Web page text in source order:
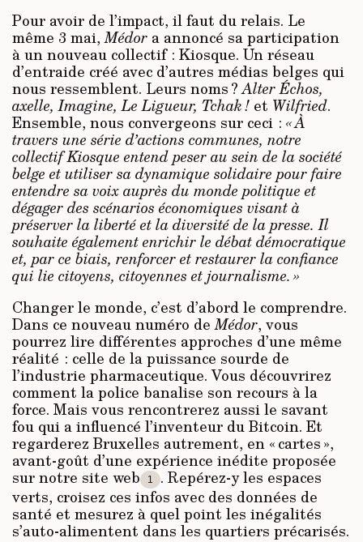
Pour avoir de l’impact, il faut du relais. Le
même 3 mai,Médor a annoncé sa participation
à un nouveau collectif : Kiosque. Un réseau
d’entraide créé avec d’autres médias belges qui
nous ressemblent. Leurs noms ?Alter Échos,
axelle, Imagine, Le Ligueur, Tchak ! et Wilfried.
Ensemble, nous convergeons sur ceci : « À
travers une série d’actions communes, notre
collectif Kiosque entend peser au sein de la société
belge et utiliser sa dynamique solidaire pour faire
entendre sa voix auprès du monde politique et
dégager des scénarios économiques visant à
préserver la liberté et la diversité de la presse. Il
souhaite également enrichir le débat démocratique
et, par ce biais, renforcer et restaurer la confiance
qui lie citoyens, citoyennes et journalisme. »
Changer le monde, c’est d’abord le comprendre.
Dans ce nouveau numéro deMédor, vous
pourrez lire différentes approches d’une même
réalité : celle de la puissance sourde de
l’industrie pharmaceutique. Vous découvrirez
comment la police banalise son recours à la
force. Mais vous rencontrerez aussi le savant
fou qui a influencé l’inventeur du Bitcoin. Et
regarderez Bruxelles autrement, en « cartes »,
avant-goût d’une expérience inédite proposée
sur notre site web
1
. Repérez-y les espaces
verts, croisez ces infos avec des données de
santé et mesurez à quel point les inégalités
s’auto-alimentent dans les quartiers précarisés.